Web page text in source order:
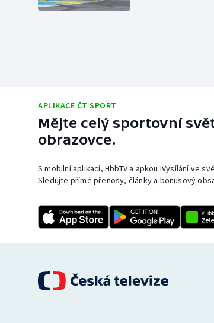
APLIKACE ČT SPORT
Mějte celý sportovní
obrazovce.
S mobilní aplikací, HbbTV a apkou iVysílání ve
Sledujte přímé přenosy, články a bonusový